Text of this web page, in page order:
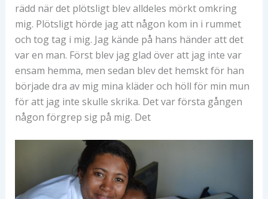
rädd när det plötsligt blev alldeles mörkt omkring
mig. Plötsligt hörde jag att någon kom in i rummet
och tog tag i mig. Jag kände på hans händer att det
var en man. Först blev jag glad över att jag inte var
ensam hemma, men sedan blev det hemskt för han
började dra av mig mina kläder och höll för min mun
för att jag inte skulle skrika. Det var första gången
någon förgrep sig på mig. Det